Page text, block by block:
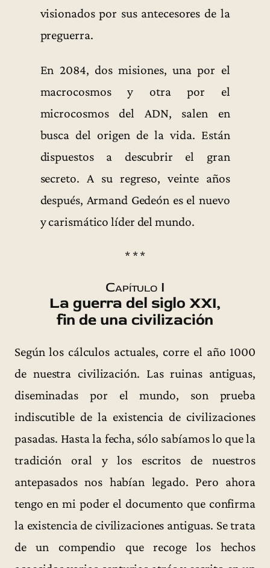
visionados por sus antecesores de la
preguerra.
En 2084, dos misiones, una por el
macrocosmos y otra por el
microcosmos del ADN, salen en
busca del origen de la vida. Están
dispuestos a descubrir el gran
secreto. A su regreso, veinte años
después, Armand Gedeón es el nuevo
y carismático líder del mundo.
* * *
Capítulo I
La guerra del siglo XXI,
fin de una civilización
Según los cálculos actuales, corre el año 1000
de nuestra civilización. Las ruinas antiguas,
diseminadas por el mundo, son prueba
indiscutible de la existencia de civilizaciones
pasadas. Hasta la fecha, sólo sabíamos lo que la
tradición oral y los escritos de nuestros
antepasados nos habían legado. Pero ahora
tengo en mi poder el documento que confirma
la existencia de civilizaciones antiguas. Se trata
de un compendio que recoge los hechos